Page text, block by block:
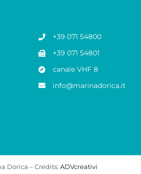
+39 071 54800
+39 071 54801
canale VHF 8
info@marinadorica.it
Dorica – Credits: ADVcreativi